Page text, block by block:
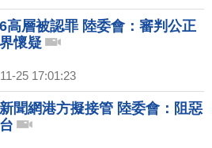
高層被認罪 陸委會：審判公正
懷疑
25 17:01:23
聞網港方擬接管 陸委會：阻惡